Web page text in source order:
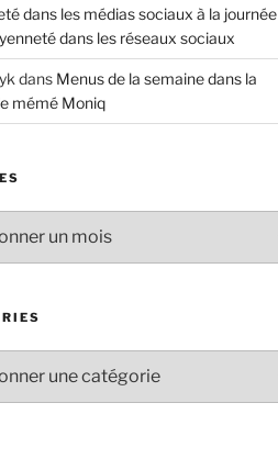
dans les médias sociaux à la journée
dans les réseaux sociaux
dans Menus de la semaine dans la
mémé Moniq